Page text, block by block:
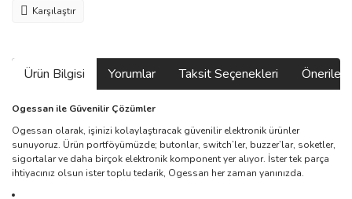
Karşılaştır
Ürün Bilgisi Yorumlar Taksit Seçenekleri
Ogessan ile Güvenilir Çözümler
Ogessan olarak, işinizi kolaylaştıracak güvenilir elektronik ürünler
sunuyoruz. Ürün portföyümüzde; butonlar, switch’ler, buzzer’lar, soketler,
sigortalar ve daha birçok elektronik komponent yer alıyor. İster tek parça
ihtiyacınız olsun ister toplu tedarik, Ogessan her zaman yanınızda.